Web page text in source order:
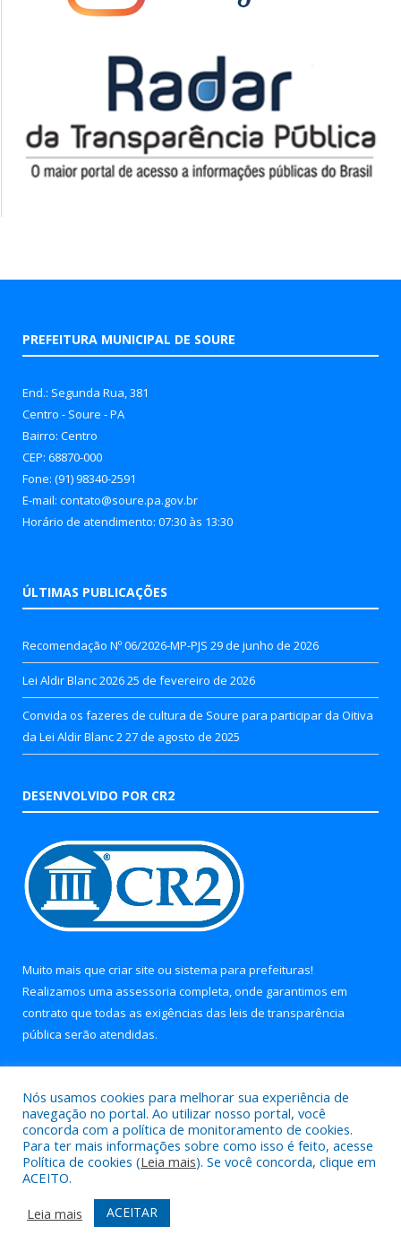
PREFEITURA MUNICIPAL DE SOURE
End.: Segunda Rua, 381
Centro - Soure - PA
Bairro: Centro
CEP: 68870-000
Fone: (91) 98340-2591
E-mail: contato@soure.pa.gov.br
Horário de atendimento: 07:30 às 13:30
ÚLTIMAS PUBLICAÇÕES
Recomendação Nº 06/2026-MP-PJS 29 de junho de 2026
Lei Aldir Blanc 202625 de fevereiro de 2026
Convida os fazeres de cultura de Soure para participar da Oitiva
da Lei Aldir Blanc 227 de agosto de 2025
DESENVOLVIDO POR CR2
Muito mais que criar site ou sistema para prefeituras!
Realizamos uma assessoria completa, onde garantimos em
contrato que todas as exigências das leis de transparência
pública serão atendidas.
Todos os direitos reservados a Prefeitura Municipal de Soure.
Mapa do Site
Acessar Área Administrativa
Acessar Webmail
Nós usamos cookies para melhorar sua experiência de
navegação no portal. Ao utilizar nosso portal, você
concorda com a política de monitoramento de cookies.
Para ter mais informações sobre como isso é feito, acesse
Política de cookies (Leia mais). Se você concorda, clique em
ACEITO.
Leia mais
ACEITAR